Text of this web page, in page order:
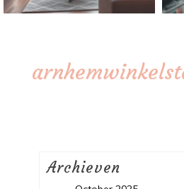
Archieven